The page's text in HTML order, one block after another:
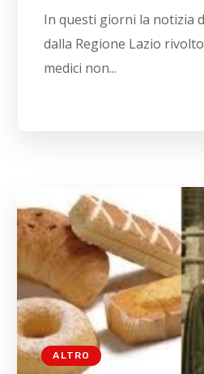
In questi giorni la notizia
dalla Regione Lazio
medici non...
ALTRO